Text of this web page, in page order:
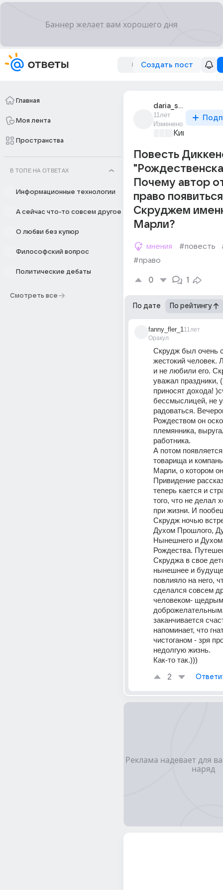
Создать пост
Главная
Моя лента
Пространства
В ТОПЕ НА ОТВЕТАХ
Информационные технологии
А сейчас что-то совсем другое
О любви без купюр
Философский вопрос
Политические дебаты
Смотреть все
daria_seroshtan_5
11лет
Изменено
Киномания
Повесть
Почему автор
право
Скруджем
Марли?
мнения #повесть
#право
0 1
По дате По рейтингу
fanny_fler_1
Оракул
11лет
Скрудж был очень
жестокий человек.
и не любили его.
уважал праздники,
приносят дохода!
бессмыслицей, не
радоваться.
Рождеством он
племянника,
работника.
А потом
товарища и
Марли, о котором
Привидение
теперь кается и
того, что не делал
при жизни. И
Скрудж ночью
Духом Прошлого,
Нынешнего и
Рождества.
Скруджа в свое
нынешнее и
повлияло на него,
сделался совсем
человеком-
заканчивается
напоминает, что
чистоганом - зря
недолгую жизнь.
Как-то так.)))
2